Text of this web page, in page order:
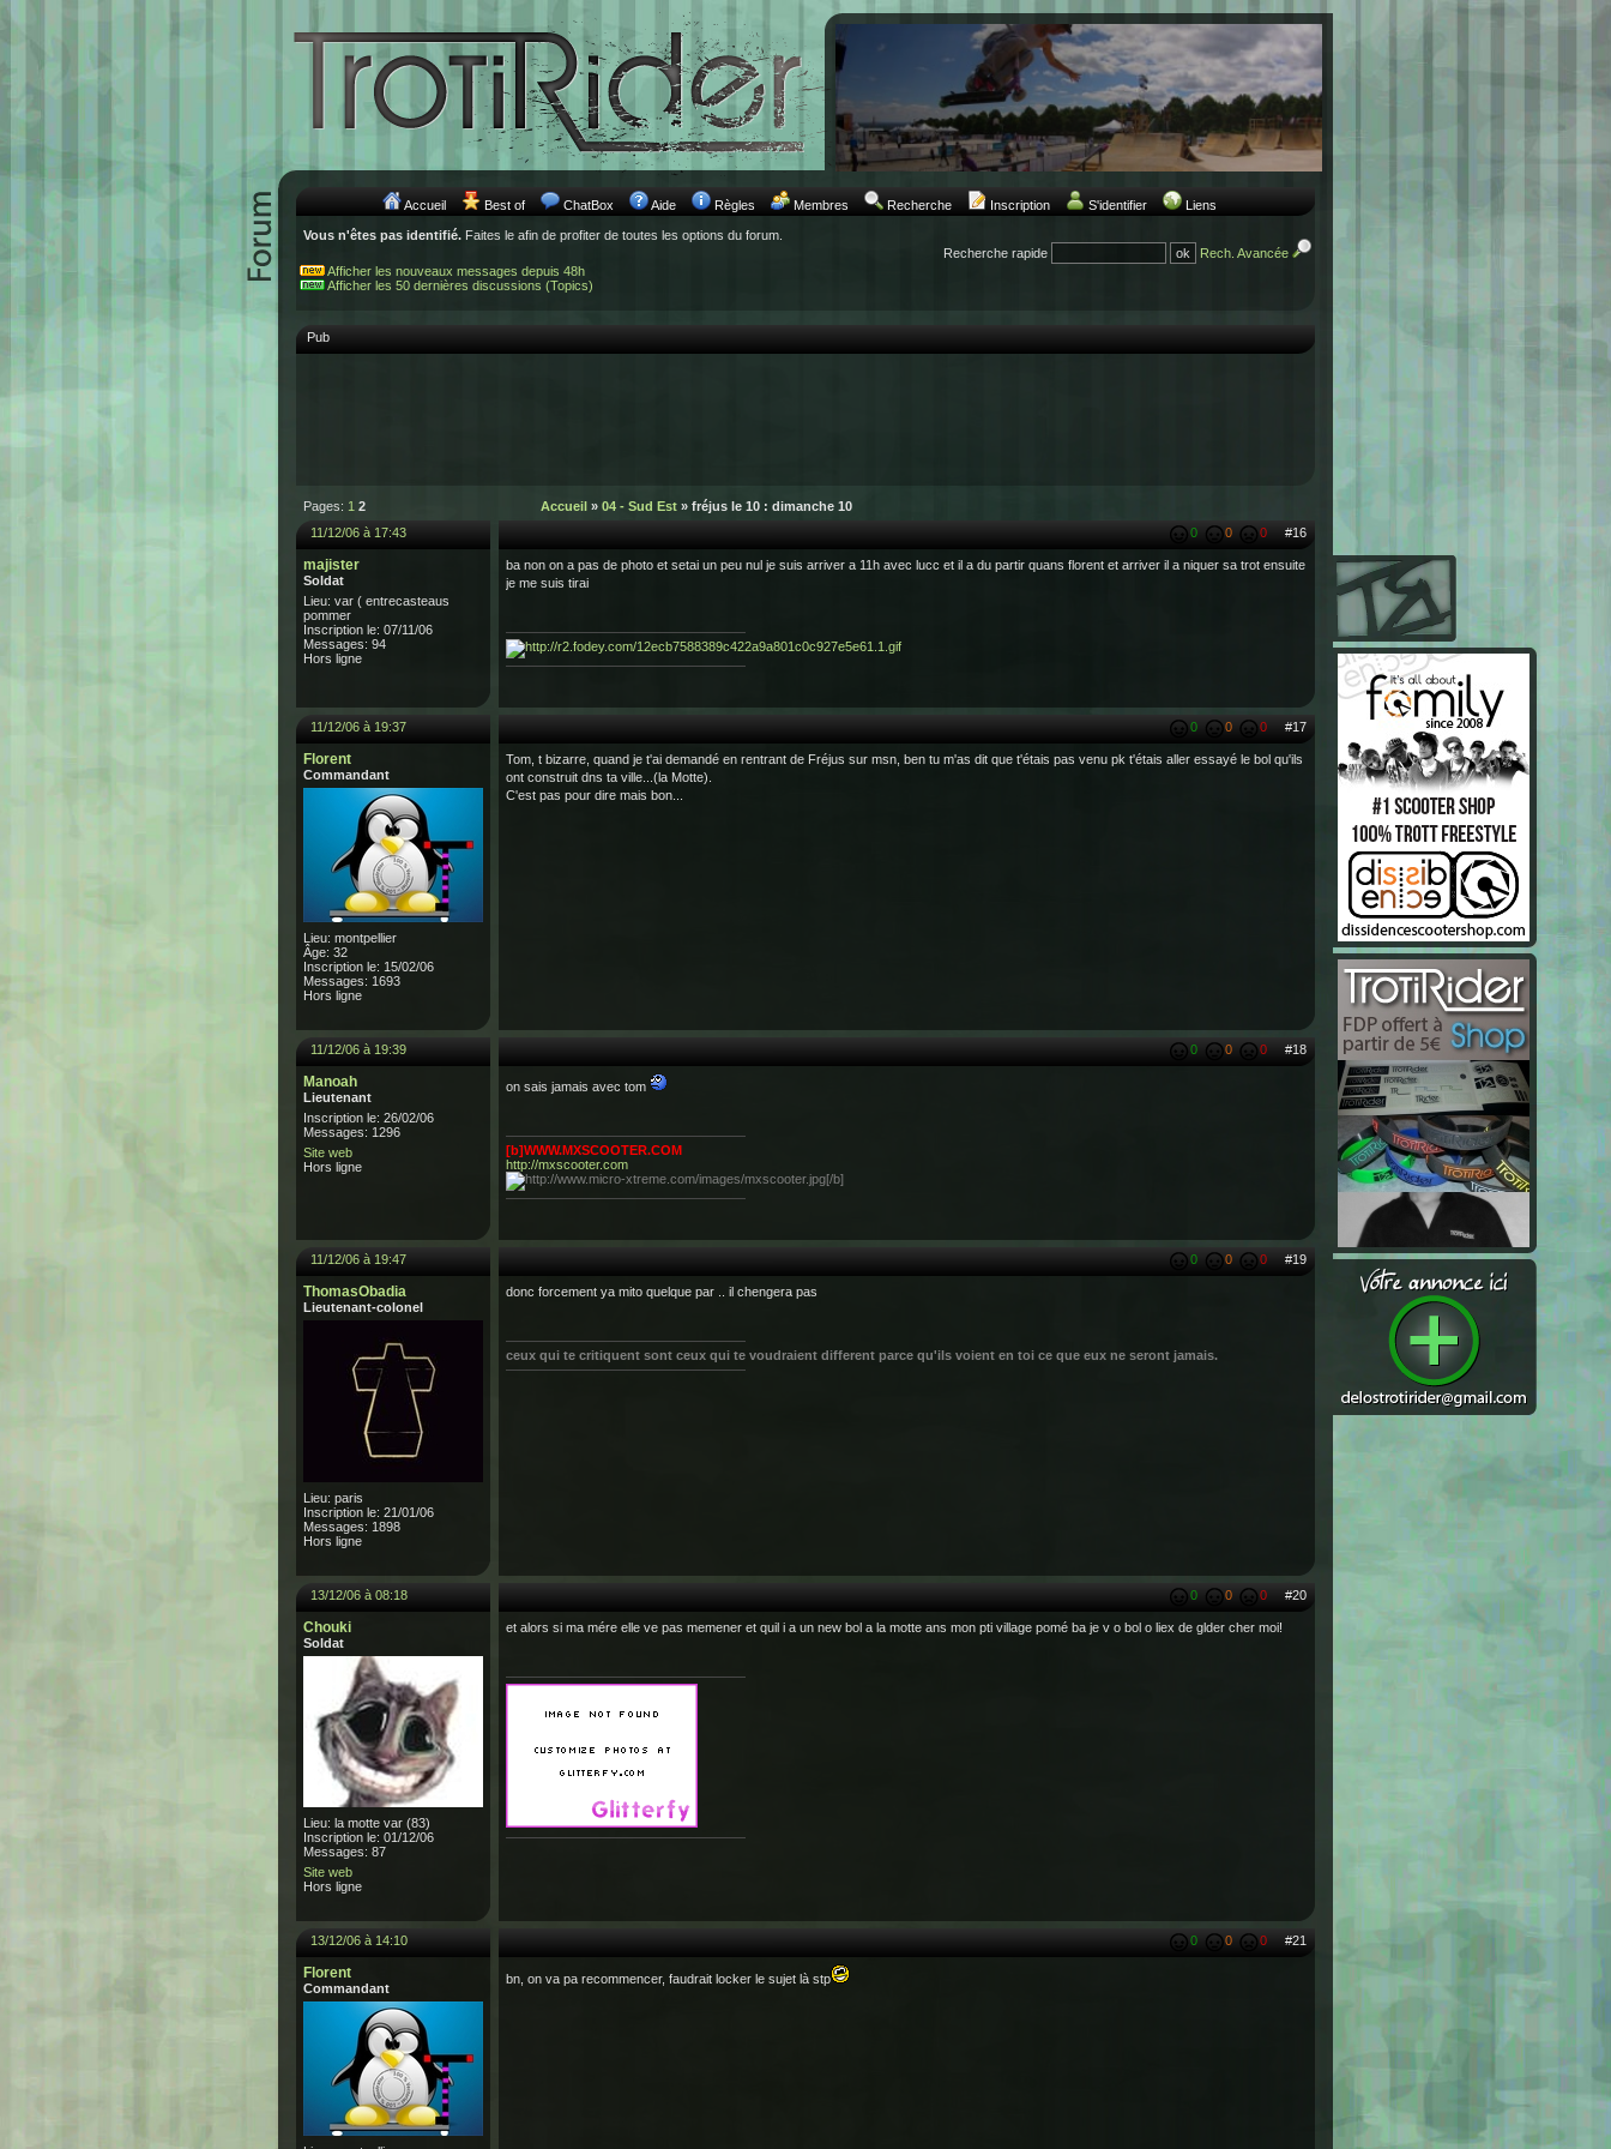
Accueil Best of ChatBox Aide Règles Membres Recherche Inscription S'identifier Liens
Vous n'êtes pas identifié. Faites le afin de profiter de toutes les options du forum.
Recherche rapide
Rech. Avancée
Afficher les nouveaux messages depuis 48h
Afficher les 50 dernières discussions (Topics)
Pub
Pages: 1 2 Accueil » 04 - Sud Est » fréjus le 10 : dimanche 10
0
0 0 #16
11/12/06 à 17:43
majister
Soldat
Lieu: var ( entrecasteaus
pommer
Inscription le: 07/11/06
Messages: 94
Hors ligne
ba non on a pas de photo et setai un peu nul je suis arriver a 11h avec lucc et il a du partir quans florent et arriver il a niquer sa trot ensuite
je me suis tirai
0 0 0 #17
11/12/06 à 19:37
Florent
Commandant
Lieu: montpellier
Âge: 32
Inscription le: 15/02/06
Messages: 1693
Hors ligne
Tom, t bizarre, quand je t'ai demandé en rentrant de Fréjus sur msn, ben tu m'as dit que t'étais pas venu pk t'étais aller essayé le bol qu'ils
ont construit dns ta ville...(la Motte).
C'est pas pour dire mais bon...
0 0 0 #18
11/12/06 à 19:39
Manoah
Lieutenant
Inscription le: 26/02/06
Messages: 1296
Site web
Hors ligne
on sais jamais avec tom
[b]WWW.MXSCOOTER.COM
http://mxscooter.com
[/b]
0 0 0 #19
11/12/06 à 19:47
ThomasObadia
Lieutenant-colonel
Lieu: paris
Inscription le: 21/01/06
Messages: 1898
Hors ligne
donc forcement ya mito quelque par .. il chengera pas
ceux qui te critiquent sont ceux qui te voudraient different parce qu'ils voient en toi ce que eux ne seront jamais.
0 0 0 #20
13/12/06 à 08:18
Chouki
Soldat
Lieu: la motte var (83)
Inscription le: 01/12/06
Messages: 87
Site web
Hors ligne
et alors si ma mére elle ve pas memener et quil i a un new bol a la motte ans mon pti village pomé ba je v o bol o liex de glder cher moi!
0 0 0 #21
13/12/06 à 14:10
Florent
Commandant
bn, on va pa recommencer, faudrait locker le sujet là stp